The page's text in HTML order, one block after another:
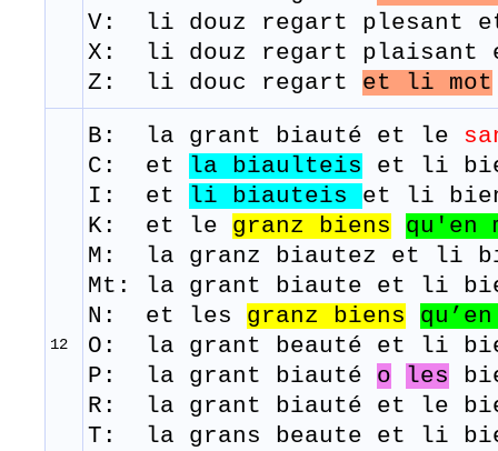
V: li douz regart plesant
X: li douz regart plaisant
Z: li douc regart et li mot
12
B: la grant biauté et le
C: et
la biaulteis et li
I: et
li biauteis
et li
K: et le granz biens
qu'en
M: la granz biautez et li
Mt: la grant biaute et li
N: et les granz biens
O: la grant beauté et li
P: la grant biauté o les
R: la grant biauté et le
T: la grans beaute et li